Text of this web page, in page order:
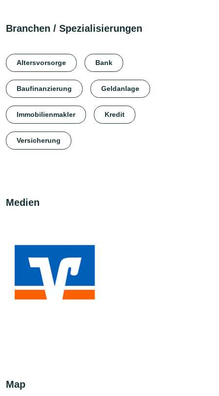
Branchen / Spezialisierungen
Altersvorsorge Bank
Baufinanzierung Geldanlage
Immobilienmakler Kredit
Versicherung
Medien
Map